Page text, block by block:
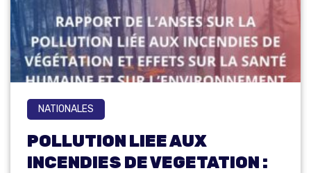
NATIONALES
POLLUTION LIEE AUX
INCENDIES DE VEGETATION :